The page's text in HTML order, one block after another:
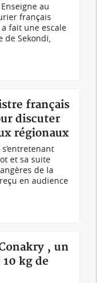
au
français
a fait une escale
de Sekondi,
français
discuter
régionaux
et sa suite
de la
en audience
, un
kg de